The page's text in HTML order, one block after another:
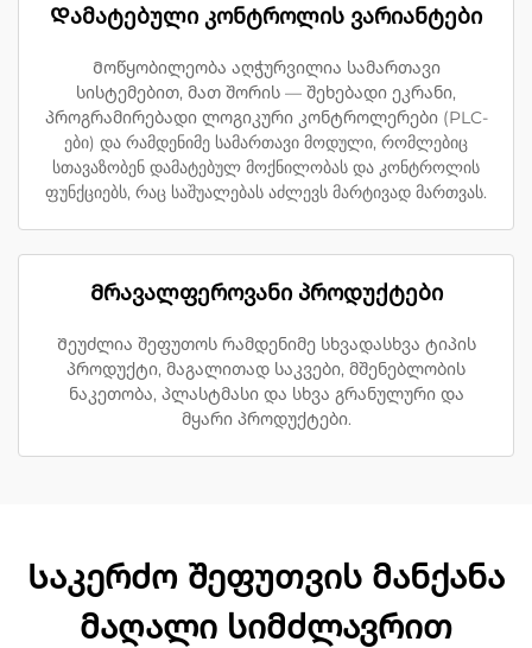
Დამატებული კონტროლის ვარიანტები
Მოწყობილეობა აღჭურვილია სამართავი
სისტემებით, მათ შორის — შეხებადი ეკრანი,
პროგრამირებადი ლოგიკური კონტროლერები (PLC-
ები) და რამდენიმე სამართავი მოდული, რომლებიც
სთავაზობენ დამატებულ მოქნილობას და კონტროლის
ფუნქციებს, რაც საშუალებას აძლევს მარტივად მართვას.
Მრავალფეროვანი პროდუქტები
Შეუძლია შეფუთოს რამდენიმე სხვადასხვა ტიპის
პროდუქტი, მაგალითად საკვები, მშენებლობის
ნაკეთობა, პლასტმასი და სხვა გრანულური და
მყარი პროდუქტები.
Საკერძო შეფუთვის მანქანა
მაღალი სიმძლავრით